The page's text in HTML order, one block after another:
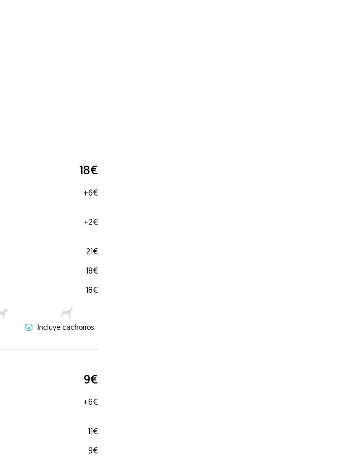
18€
+6€
+2€
21€
18€
18€
Incluye cachorros
9€
+6€
11€
9€